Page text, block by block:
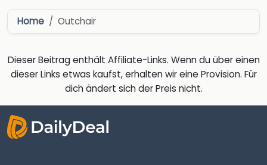
Home Outchair
Dieser Beitrag enthält Affiliate-Links. Wenn du über einen
dieser Links etwas kaufst, erhalten wir eine Provision. Für
dich ändert sich der Preis nicht.